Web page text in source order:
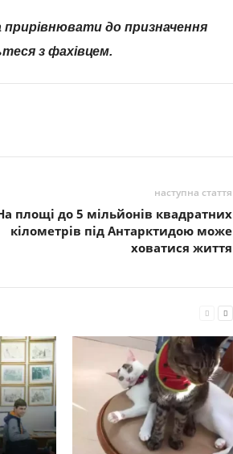
до призначення
з фахівцем.
наступна стаття
площі до 5 мільйонів квадратних
кілометрів під Антарктидою може
ховатися життя